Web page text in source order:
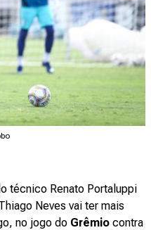
técnico Renato Portaluppi
Neves vai ter mais
no jogo do Grêmio contra